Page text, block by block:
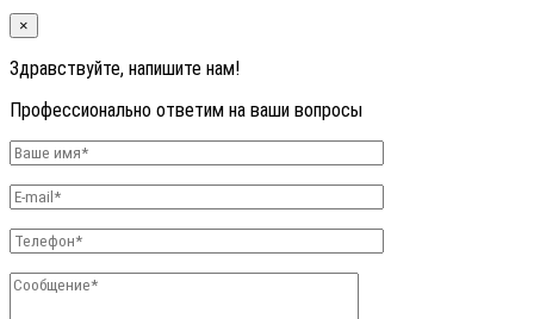
×
Здравствуйте, напишите нам!
Профессионально ответим на ваши вопросы